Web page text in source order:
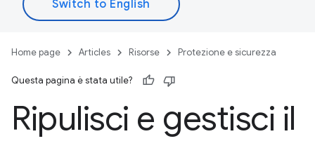
Home page Articles Risorse Protezione e sicurezza
Questa pagina è stata utile?
Ripulisci e gestisci il